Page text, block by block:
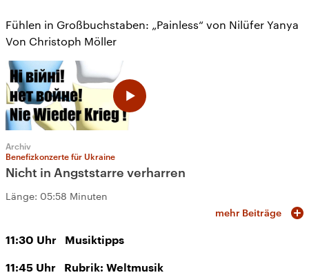
Fühlen in Großbuchstaben: „Painless“ von Nilüfer Yanya
Von Christoph Möller
Archiv
Benefizkonzerte für Ukraine
Nicht in Angststarre verharren
Länge: 05:58 Minuten
mehr Beiträge
11:30 Uhr Musiktipps
11:45 Uhr Rubrik: Weltmusik